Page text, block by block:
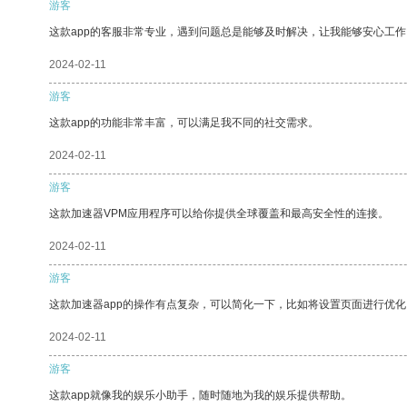
游客
这款app的客服非常专业，遇到问题总是能够及时解决，让我能够安心工
2024-02-11
游客
这款app的功能非常丰富，可以满足我不同的社交需求。
2024-02-11
游客
这款加速器VPM应用程序可以给你提供全球覆盖和最高安全性的连接。
2024-02-11
游客
这款加速器app的操作有点复杂，可以简化一下，比如将设置页面进行优
2024-02-11
游客
这款app就像我的娱乐小助手，随时随地为我的娱乐提供帮助。